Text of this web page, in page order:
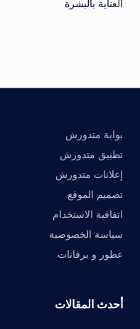
العناية بالبشرة
بوابة متدورش
تطبيق متدورش
إعلانات متدورش
تصميم الموقع
اتفاقية الاستخدام
سياسة الخصوصية
عطور و برفانات
أحدث المقالات